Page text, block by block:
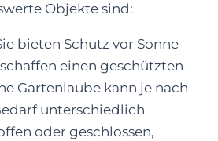
Objekte sind:
bieten Schutz vor Sonne
einen geschützten
Gartenlaube kann je nach
unterschiedlich
oder geschlossen,